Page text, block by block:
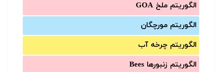
الگوریتم ملخ GOA
الگوریتم مورچگان
الگوریتم چرخه آب
الگوریتم زنبورها Bees